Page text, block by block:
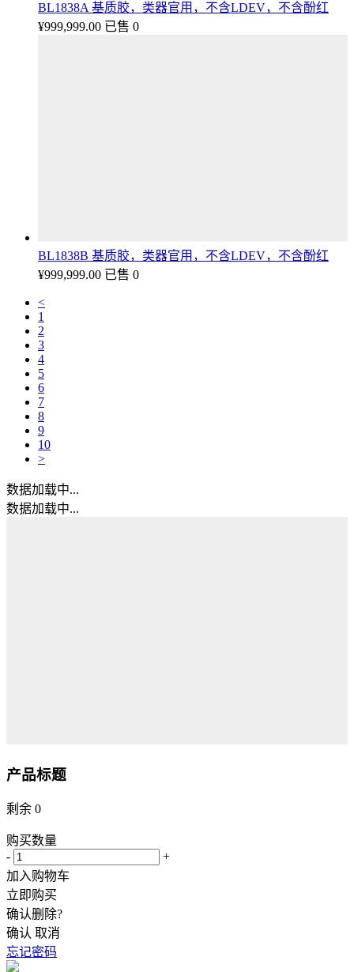
BL1838A 基质胶，类器官用，不含LDEV，不含酚红
¥999,999.00 已售 0
BL1838B 基质胶，类器官用，不含LDEV，不含酚红
¥999,999.00 已售 0
<
1
2
3
4
5
6
7
8
9
10
>
数据加载中...
数据加载中...
产品标题
剩余 0
购买数量
-
+
加入购物车
立即购买
确认删除?
确认 取消
忘记密码